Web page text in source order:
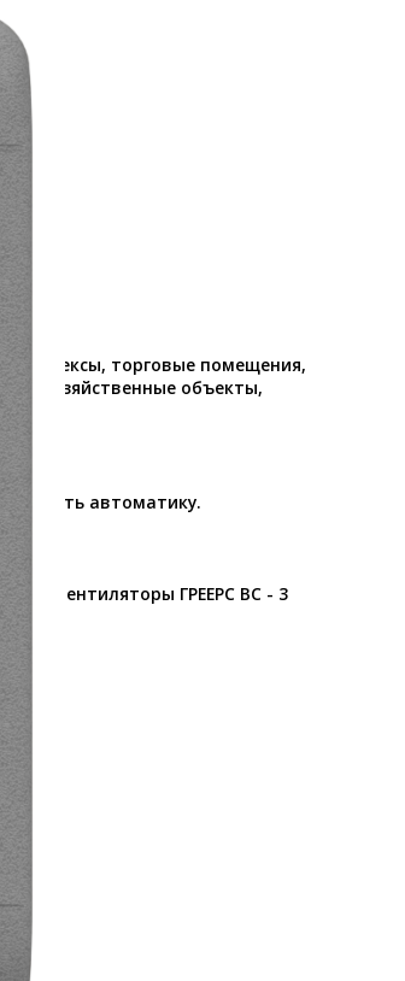
комплексы, торговые помещения,
объекты,
автоматику.
ГРЕЕРС ВС - 3